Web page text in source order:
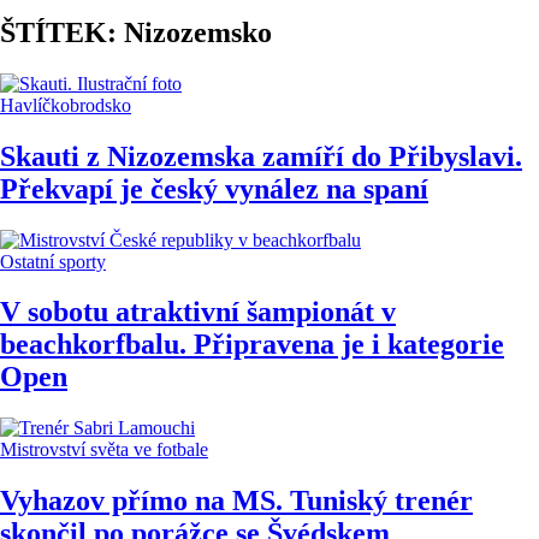
ŠTÍTEK: Nizozemsko
Havlíčkobrodsko
Skauti z Nizozemska zamíří do Přibyslavi.
Překvapí je český vynález na spaní
Ostatní sporty
V sobotu atraktivní šampionát v
beachkorfbalu. Připravena je i kategorie
Open
Mistrovství světa ve fotbale
Vyhazov přímo na MS. Tuniský trenér